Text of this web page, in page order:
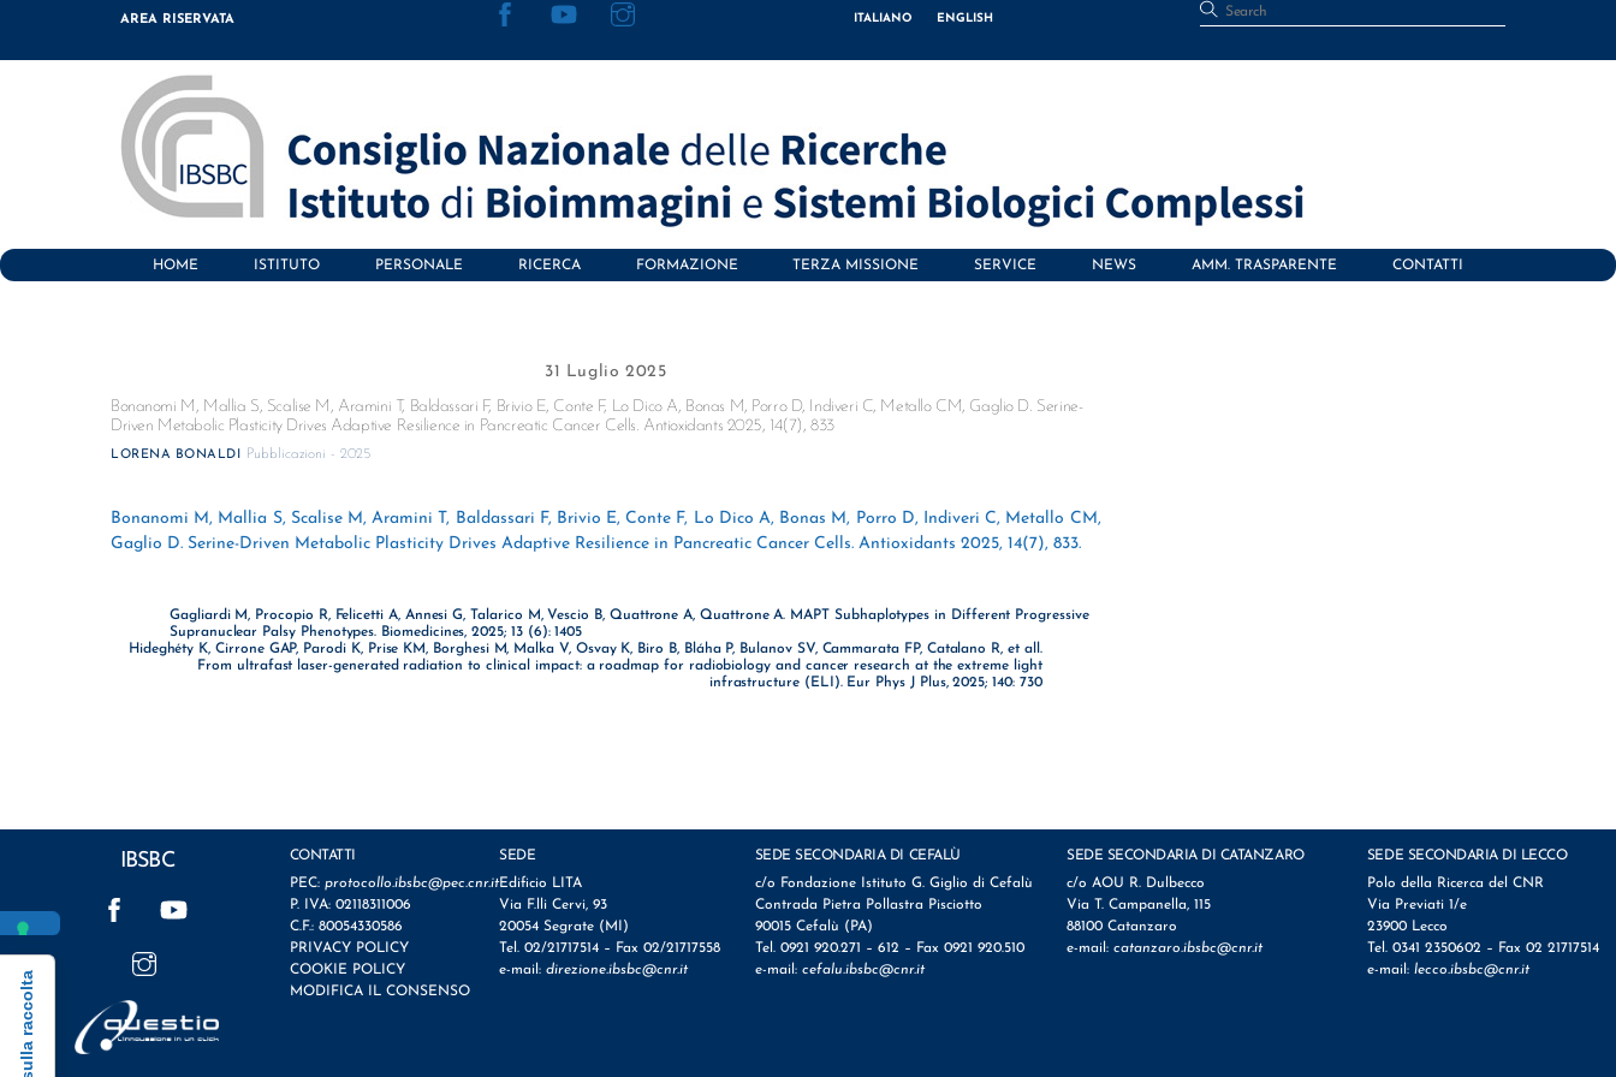
content
AREA RISERVATA ITALIANO ENGLISH
HOME ISTITUTO PERSONALE RICERCA FORMAZIONE TERZA MISSIONE SERVICE NEWS AMM. TRASPARENTE CONTATTI
31 Luglio 2025
Bonanomi M, Mallia S, Scalise M, Aramini T, Baldassari F, Brivio E, Conte F, Lo Dico A, Bonas M, Porro D, Indiveri C, Metallo CM, Gaglio D. Serine-
Driven Metabolic Plasticity Drives Adaptive Resilience in Pancreatic Cancer Cells. Antioxidants 2025, 14(7), 833
LORENA BONALDI Pubblicazioni - 2025
Bonanomi M, Mallia S, Scalise M, Aramini T, Baldassari F, Brivio E, Conte F, Lo Dico A, Bonas M, Porro D, Indiveri C, Metallo CM,
Gaglio D. Serine-Driven Metabolic Plasticity Drives Adaptive Resilience in Pancreatic Cancer Cells. Antioxidants 2025, 14(7), 833.
Gagliardi M, Procopio R, Felicetti A, Annesi G, Talarico M, Vescio B, Quattrone A, Quattrone A. MAPT Subhaplotypes in Different Progressive
Supranuclear Palsy Phenotypes. Biomedicines, 2025; 13 (6): 1405
Hideghéty K, Cirrone GAP, Parodi K, Prise KM, Borghesi M, Malka V, Osvay K, Biro B, Bláha P, Bulanov SV, Cammarata FP, Catalano R, et all.
From ultrafast laser-generated radiation to clinical impact: a roadmap for radiobiology and cancer research at the extreme light
infrastructure (ELI). Eur Phys J Plus, 2025; 140: 730
IBSBC
CONTATTI
PEC: protocollo.ibsbc@pec.cnr.it
P. IVA: 02118311006
C.F.: 80054330586
PRIVACY POLICY
COOKIE POLICY
MODIFICA IL CONSENSO
SEDE
Edificio LITA
Via F.lli Cervi, 93
20054 Segrate (MI)
Tel. 02/21717514 – Fax 02/21717558
e-mail:direzione.ibsbc@cnr.it
SEDE SECONDARIA DI CEFALÙ
c/o Fondazione Istituto G. Giglio di Cefalù
Contrada Pietra Pollastra Pisciotto
90015 Cefalù (PA)
Tel. 0921 920.271 – 612 – Fax 0921 920.510
e-mail: cefalu.ibsbc@cnr.it
SEDE SECONDARIA DI CATANZARO
c/o AOU R. Dulbecco
Via T. Campanella, 115
88100 Catanzaro
e-mail: catanzaro.ibsbc@cnr.it
SEDE SECONDARIA DI LECCO
Polo della Ricerca del CNR
Via Previati 1/e
23900 Lecco
Tel. 0341 2350602 – Fax 02 21717514
e-mail: lecco.ibsbc@cnr.it